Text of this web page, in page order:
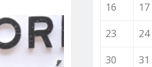
16
17
23
24
30
31